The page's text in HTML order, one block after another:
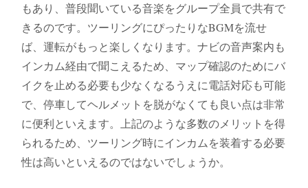
もあり、普段聞いている音楽をグループ全員で共有で
きるのです。ツーリングにぴったりなBGMを流せ
ば、運転がもっと楽しくなります。ナビの音声案内も
インカム経由で聞こえるため、マップ確認のためにバ
イクを止める必要も少なくなるうえに電話対応も可能
で、停車してヘルメットを脱がなくても良い点は非常
に便利といえます。上記のような多数のメリットを得
られるため、ツーリング時にインカムを装着する必要
性は高いといえるのではないでしょうか。